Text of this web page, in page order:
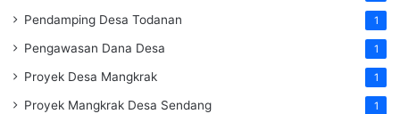
Pendamping Desa Todanan 1
Pengawasan Dana Desa 1
Proyek Desa Mangkrak 1
Proyek Mangkrak Desa Sendang 1